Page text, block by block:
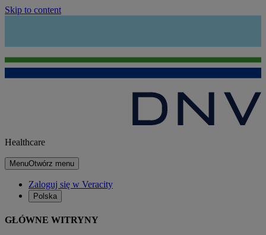
Skip to content
Healthcare
MenuOtwórz menu
Zaloguj się w Veracity
Polska
GŁÓWNE WITRYNY